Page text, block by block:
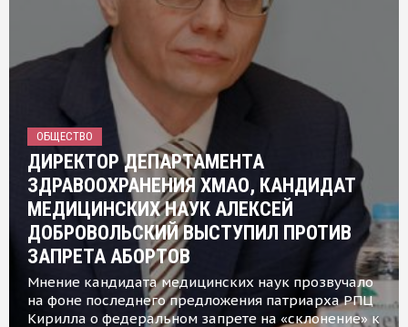
ОБЩЕСТВО
ДИРЕКТОР ДЕПАРТАМЕНТА
ЗДРАВООХРАНЕНИЯ ХМАО, КАНДИДАТ
МЕДИЦИНСКИХ НАУК АЛЕКСЕЙ
ДОБРОВОЛЬСКИЙ ВЫСТУПИЛ ПРОТИВ
ЗАПРЕТА АБОРТОВ
Мнение кандидата медицинских наук прозвучало
на фоне последнего предложения патриарха РПЦ
Кирилла о федеральном запрете на «склонение» к